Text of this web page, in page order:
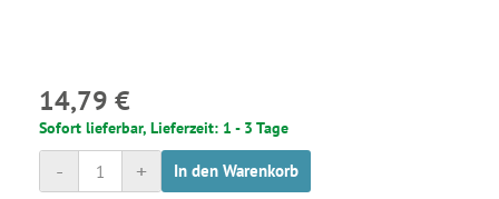
14,79 €
Sofort lieferbar, Lieferzeit: 1 - 3 Tage
+
- In den Warenkorb